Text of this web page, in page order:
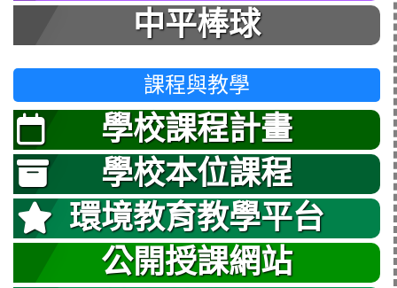
中平棒球
課程與教學
學校課程計畫
學校本位課程
環境教育教學平台
公開授課網站